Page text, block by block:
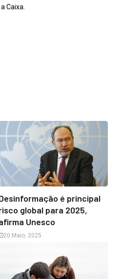
Caixa.
é principal
global para 2025,
Unesco
20 Maio, 2025